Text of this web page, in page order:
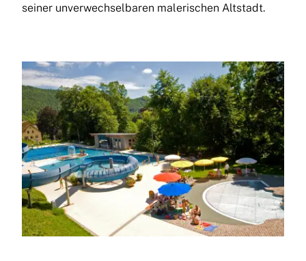
seiner unverwechselbaren malerischen Altstadt.